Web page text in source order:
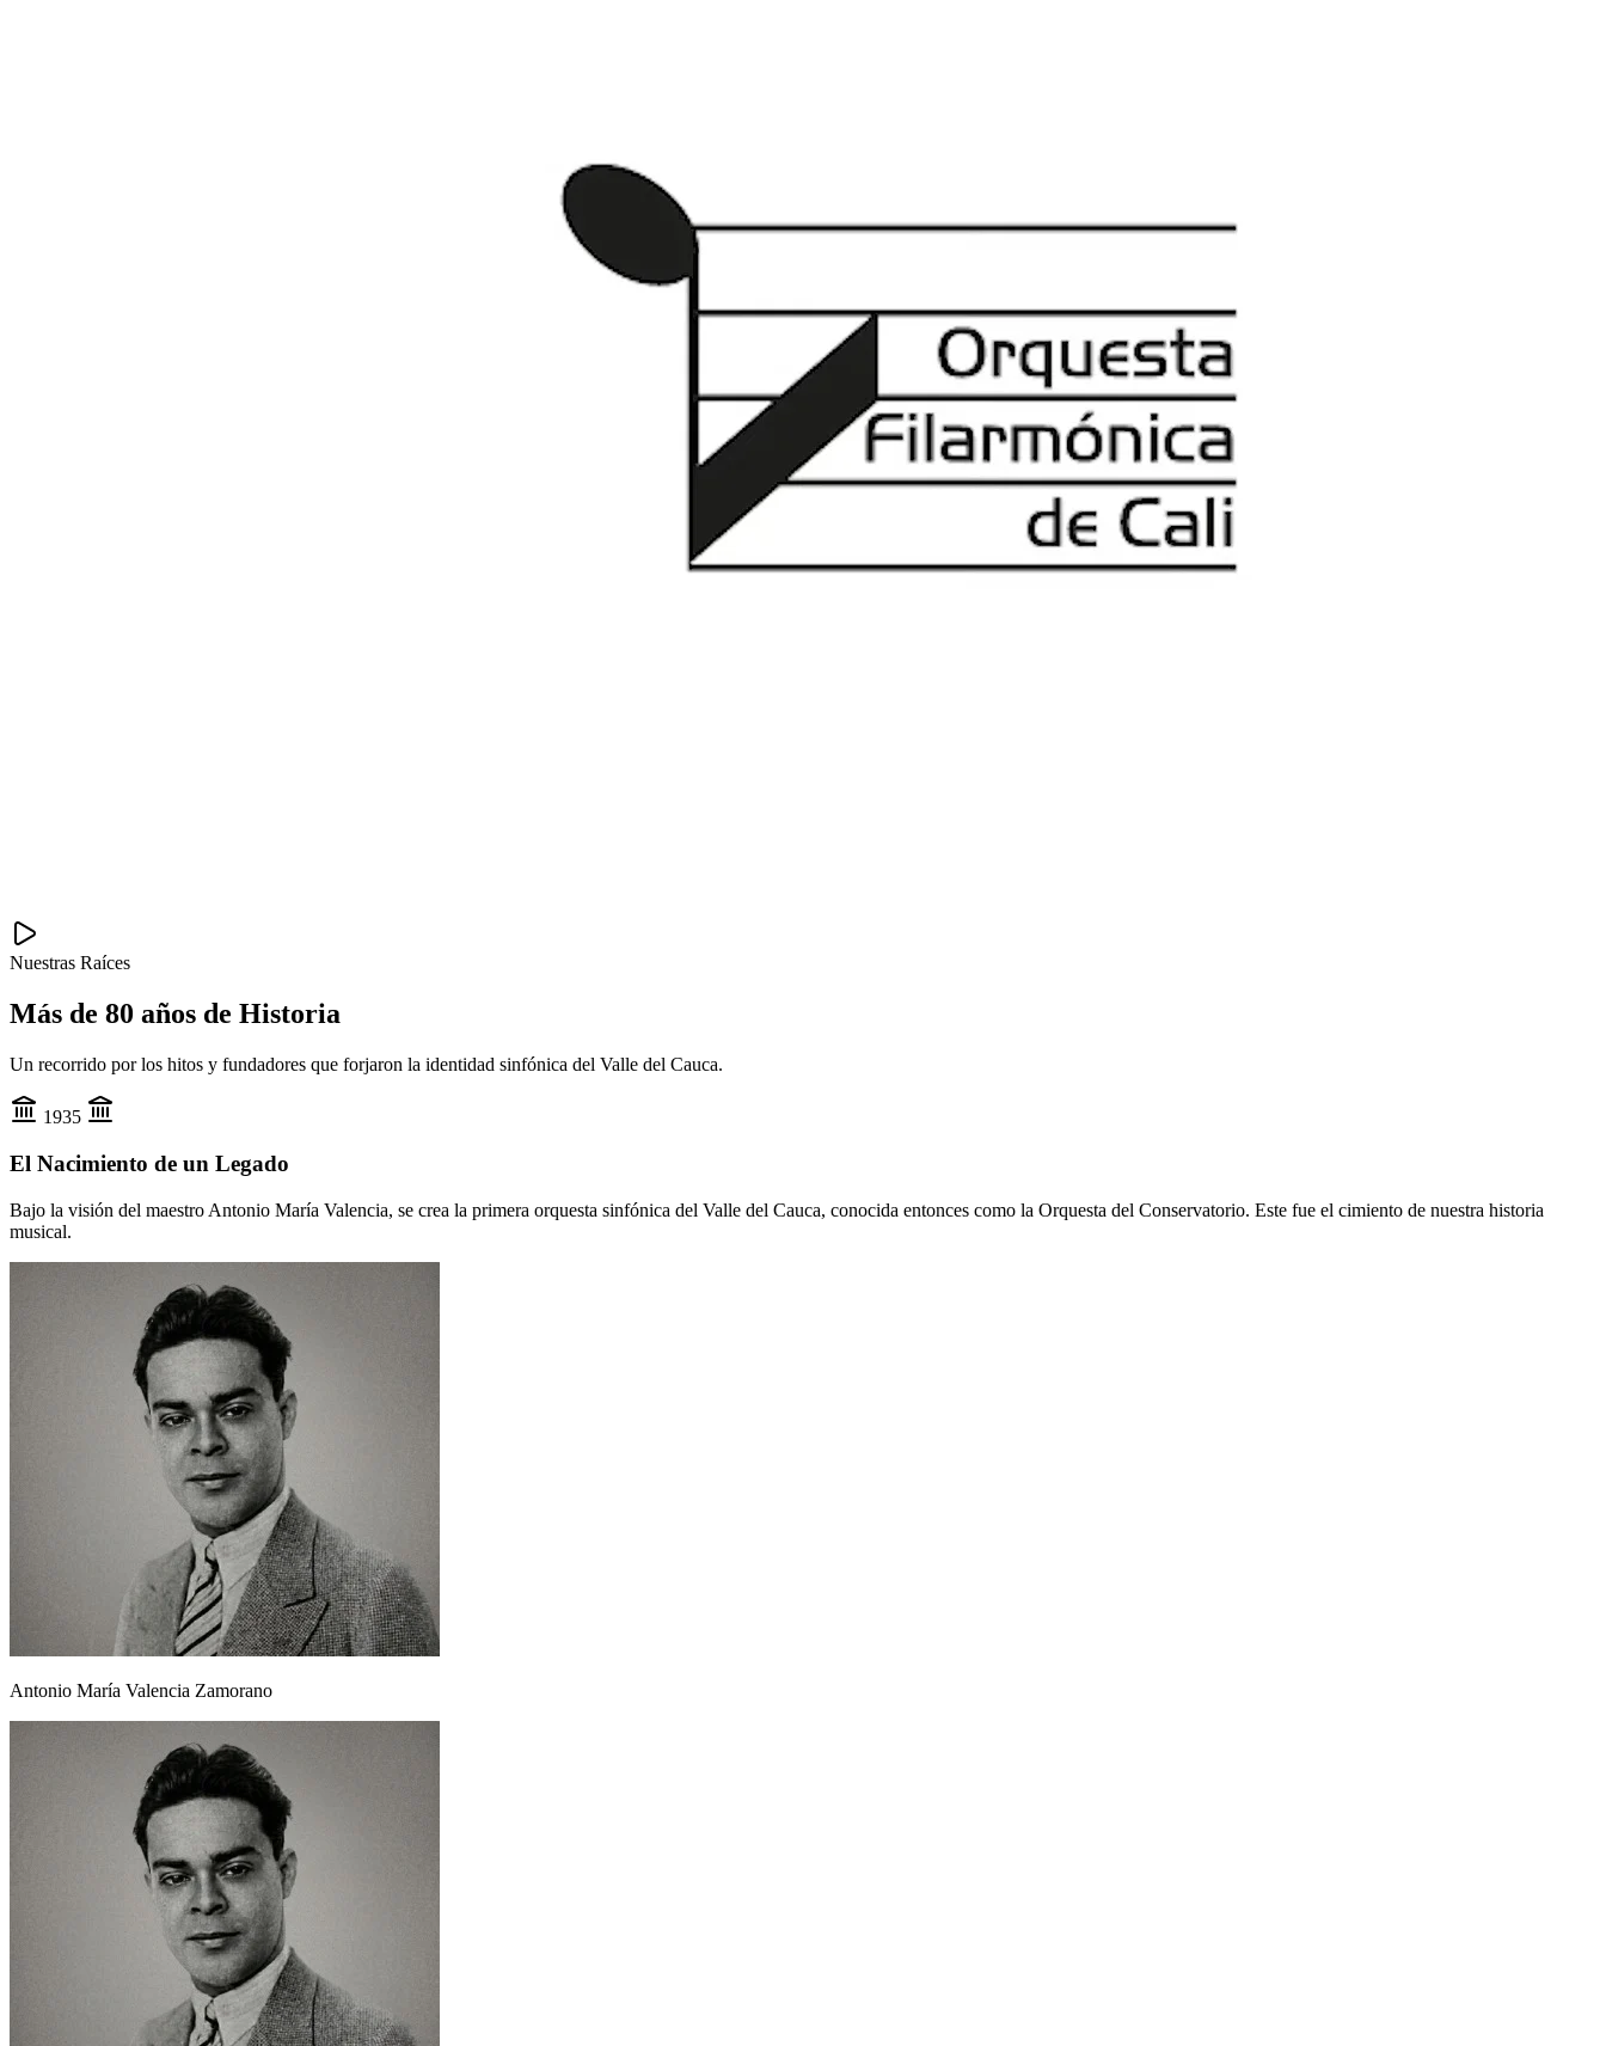
Nuestras Raíces
Más de 80 años de Historia
Un recorrido por los hitos y fundadores que forjaron la identidad sinfónica del Valle del Cauca.
1935
El Nacimiento de un Legado
Bajo la visión del maestro Antonio María Valencia, se crea la primera orquesta sinfónica del Valle del Cauca, conocida entonces como la Orquesta del Conservatorio. Este fue el cimiento de nuestra historia
musical.
Antonio María Valencia Zamorano